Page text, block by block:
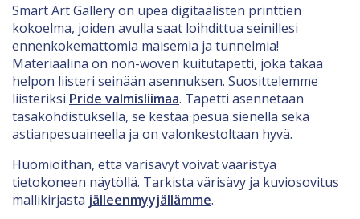
Smart Art Gallery on upea digitaalisten printtien
kokoelma, joiden avulla saat loihdittua seinillesi
ennenkokemattomia maisemia ja tunnelmia!
Materiaalina on non-woven kuitutapetti, joka takaa
helpon liisteri seinään asennuksen. Suosittelemme
liisteriksi Pride valmisliimaa. Tapetti asennetaan
tasakohdistuksella, se kestää pesua sienellä sekä
astianpesuaineella ja on valonkestoltaan hyvä.
Huomioithan, että värisävyt voivat vääristyä
tietokoneen näytöllä. Tarkista värisävy ja kuviosovitus
mallikirjasta jälleenmyyjällämme.